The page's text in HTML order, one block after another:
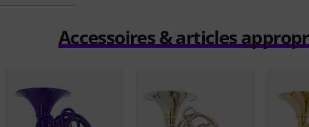
Accessoires & articles